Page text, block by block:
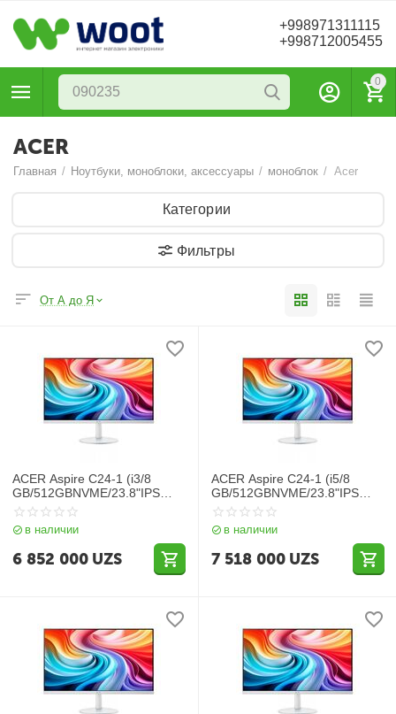
+998971311115
+998712005455
0
ACER
Главная / Ноутбуки, моноблоки, аксессуары / моноблок / Acer
Категории
Фильтры
От А до Я
ACER Aspire C24-1 (i3/8
GB/512GBNVME/23.8"IPS
120Hz) White
в наличии
6 852 000 UZS
ACER Aspire C24-1 (i5/8
GB/512GBNVME/23.8"IPS
120Hz) White
в наличии
7 518 000 UZS